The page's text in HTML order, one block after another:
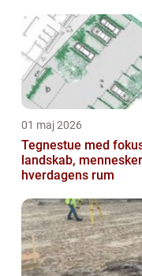
01 maj 2026
Tegnestue med
landskab,
hverdagens rum